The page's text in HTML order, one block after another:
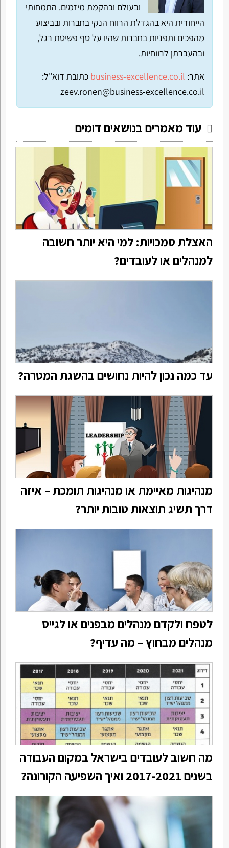
ובעולם ובהקמת מיזמים. התמחותי
הייחודית היא בהגדלת הרווח הנקי בחברות ובביצוע
מהפכים ותפניות בחברות שהיו על סף פשיטת רגל,
ובהעברתן לרווחיות.
אתר: business-excellence.co.il כתובת דוא"ל:
zeev.ronen@business-excellence.co.il
עוד מאמרים בנושאים דומים
האצלת סמכויות: למי היא יותר חשובה
למנהלים או לעובדים?
עד כמה נכון להיות נחושים בהשגת המטרה?
מנהיגות מאיימת או מנהיגות תומכת – איזה
דרך תשיג תוצאות טובות יותר?
לטפח ולקדם מנהלים מבפנים או לגייס
מנהלים מבחוץ – מה עדיף?
מה חשוב לעובדים בישראל במקום העבודה
בשנים 2017-2021 ואיך השפיעה הקורונה?